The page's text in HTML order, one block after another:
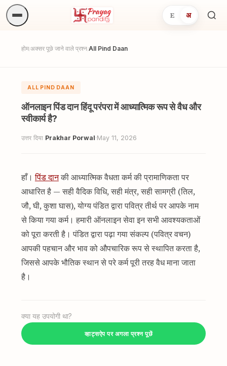
E अ
होम/अक्सर पूछे जाने वाले प्रश्न/All Pind Daan
ALL PIND DAAN
ऑनलाइन पिंड दान हिंदू परंपरा में आध्यात्मिक रूप से वैध और
स्वीकार्य है?
उत्तर दिया Prakhar Porwal·May 11, 2026
हाँ।पिंड दानकी आध्यात्मिक वैधता कर्म की प्रामाणिकता पर
आधारित है — सही वैदिक विधि, सही मंत्र, सही सामग्री (तिल,
जौ, घी, कुशा घास), योग्य पंडित द्वारा पवित्र तीर्थ पर आपके नाम
से किया गया कर्म। हमारी ऑनलाइन सेवा इन सभी आवश्यकताओं
को पूरा करती है। पंडित द्वारा पढ़ा गया संकल्प (पवित्र वचन)
आपकी पहचान और भाव को औपचारिक रूप से स्थापित करता है,
जिससे आपके भौतिक स्थान से परे कर्म पूरी तरह वैध माना जाता
है।
क्या यह उपयोगी था?
व्हाट्सऐप पर अगला प्रश्न पूछें